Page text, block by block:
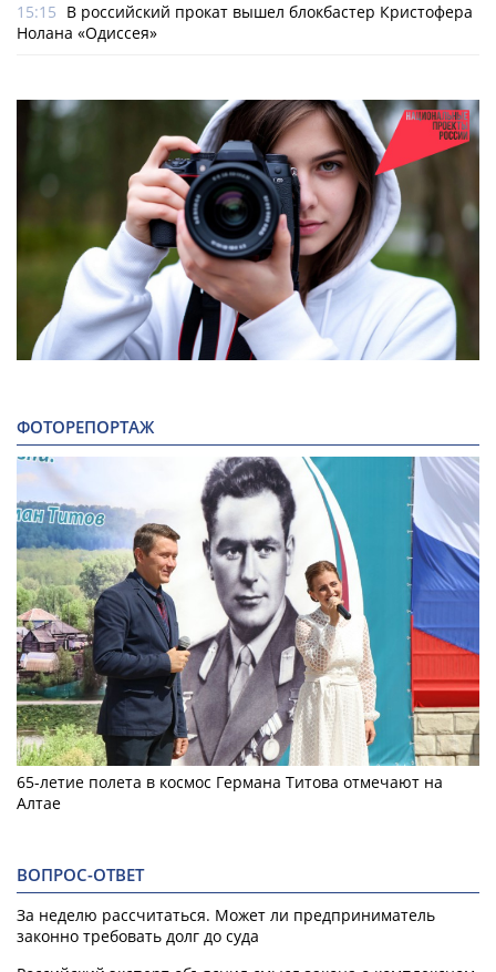
15:15 В российский прокат вышел блокбастер Кристофера
Нолана «Одиссея»
ФОТОРЕПОРТАЖ
65-летие полета в космос Германа Титова отмечают на
Алтае
ВОПРОС-ОТВЕТ
За неделю рассчитаться. Может ли предприниматель
законно требовать долг до суда